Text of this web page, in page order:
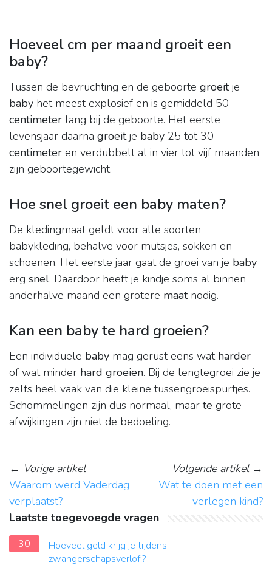
Hoeveel cm per maand groeit een
baby?
Tussen de bevruchting en de geboorte groeitje
baby het meest explosief en is gemiddeld 50
centimeter lang bij de geboorte. Het eerste
levensjaar daarna groeitje baby 25 tot 30
centimeter en verdubbelt al in vier tot vijf maanden
zijn geboortegewicht.
Hoe snel groeit een baby maten?
De kledingmaat geldt voor alle soorten
babykleding, behalve voor mutsjes, sokken en
schoenen. Het eerste jaar gaat de groei van je baby
erg snel. Daardoor heeft je kindje soms al binnen
anderhalve maand een grotere maatnodig.
Kan een baby te hard groeien?
Een individuele baby mag gerust eens wat harder
of wat minder hard groeien. Bij de lengtegroei zie je
zelfs heel vaak van die kleine tussengroeispurtjes.
Schommelingen zijn dus normaal, maar te grote
afwijkingen zijn niet de bedoeling.
← Vorige artikel
Waarom werd Vaderdag
verplaatst?
Volgende artikel→
Wat te doen met een
verlegen kind?
Laatste toegevoegde vragen
30
Hoeveel geld krijg je tijdens
zwangerschapsverlof?